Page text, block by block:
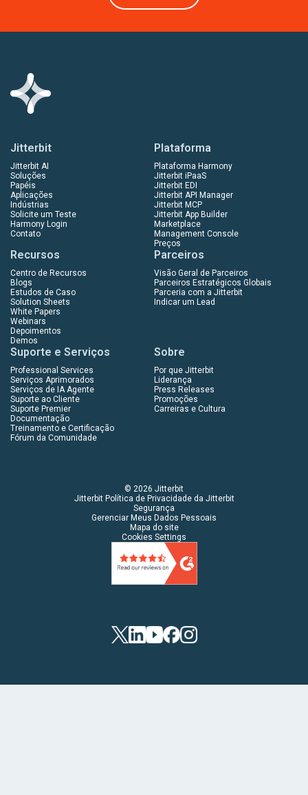
Jitterbit
Jitterbit AI
Soluções
Papéis
Aplicações
Indústrias
Solicite um Teste
Harmony Login
Contato
Plataforma
Plataforma Harmony
Jitterbit iPaaS
Jitterbit EDI
Jitterbit API Manager
Jitterbit MCP
Jitterbit App Builder
Marketplace
Management Console
Preços
Recursos
Centro de Recursos
Blogs
Estudos de Caso
Solution Sheets
White Papers
Webinars
Depoimentos
Demos
Parceiros
Visão Geral de Parceiros
Parceiros Estratégicos Globais
Parceria com a Jitterbit
Indicar um Lead
Suporte e Serviços
Professional Services
Serviços Aprimorados
Serviços de IA Agente
Suporte ao Cliente
Suporte Premier
Documentação
Treinamento e Certificação
Fórum da Comunidade
Sobre
Por que Jitterbit
Liderança
Press Releases
Promoções
Carreiras e Cultura
© 2026 Jitterbit
Jitterbit Política de Privacidade da Jitterbit
Segurança
Gerenciar Meus Dados Pessoais
Mapa do site
Cookies Settings
TwitterLinkedIn
YouTubeFacebook
Instagram